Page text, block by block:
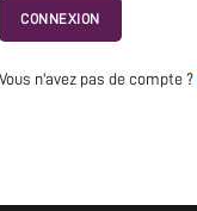
CONNEXION
Vous n'avez pas de compte ?